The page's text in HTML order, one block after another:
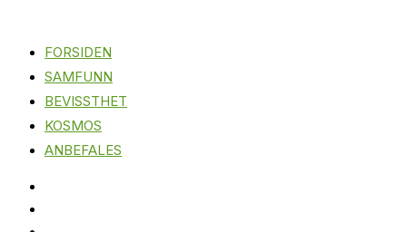
FORSIDEN
SAMFUNN
BEVISSTHET
KOSMOS
ANBEFALES